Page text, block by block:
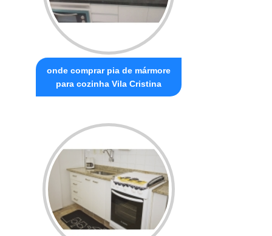
onde comprar pia de mármore
para cozinha Vila Cristina